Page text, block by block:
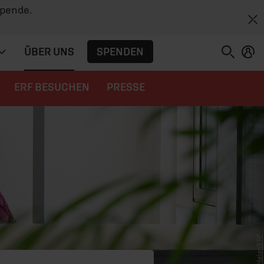
ÜBER UNS SPENDEN
ERF BESUCHEN PRESSE
C.Meier/ERF